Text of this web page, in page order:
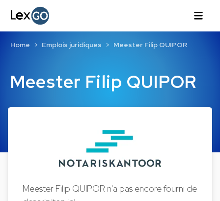
Meester Filip QUIPOR
Home Emplois juridiques Meester Filip QUIPOR
Meester Filip QUIPOR n'a pas encore fourni de